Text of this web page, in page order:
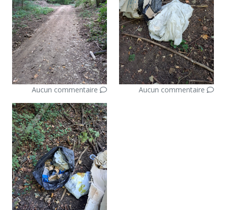
Aucun commentaire Aucun commentaire